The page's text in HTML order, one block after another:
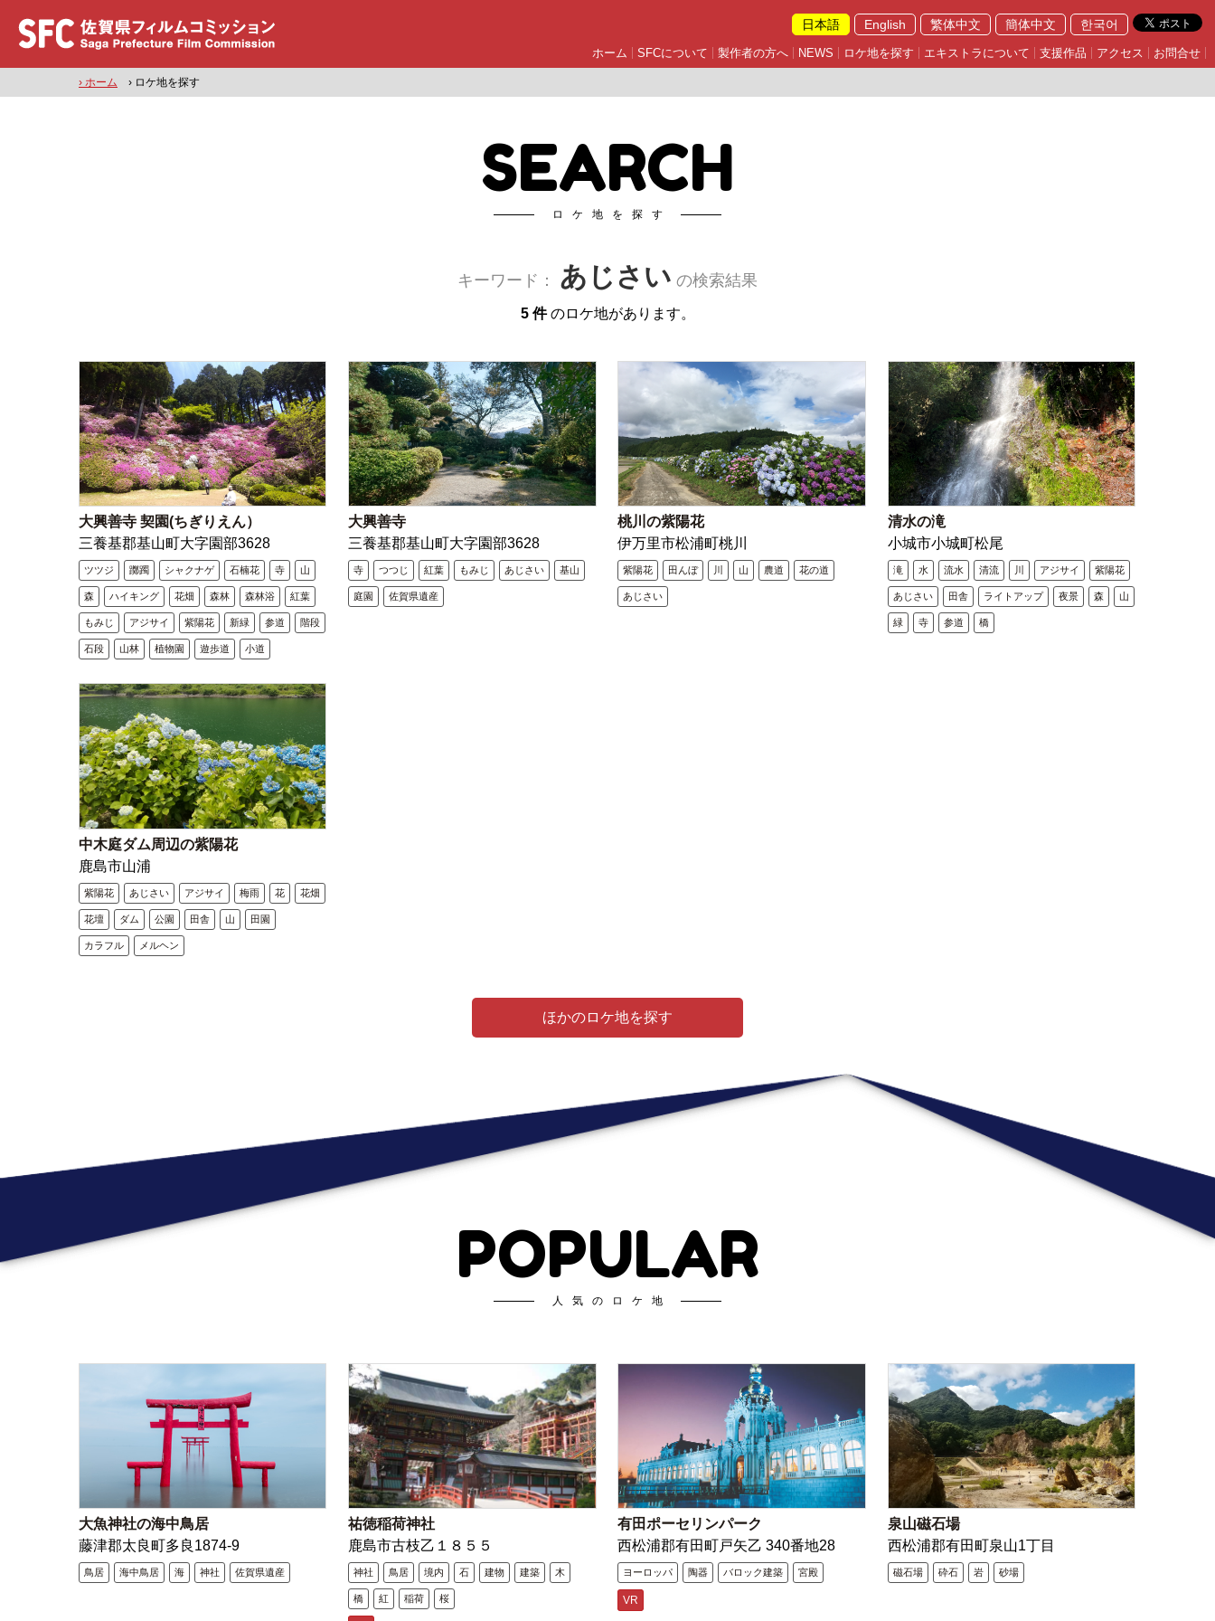
日本語 English 繁体中文 簡体中文 한국어
ホーム SFCについて 製作者の方へ NEWS ロケ地を探す エキストラについて 支援作品 アクセス お問合せ
› ホーム › ロケ地を探す
SEARCH
ロケ地を探す
キーワード： あじさい の検索結果
5 件のロケ地があります。
大興善寺 契園(ちぎりえん）
三養基郡基山町大字園部3628
ツツジ 躑躅 シャクナゲ 石楠花 寺 山
森 ハイキング 花畑 森林 森林浴 紅葉
もみじ アジサイ 紫陽花 新緑 参道 階段
石段 山林 植物園 遊歩道 小道
大興善寺
三養基郡基山町大字園部3628
寺 つつじ 紅葉 もみじ あじさい 基山
庭園 佐賀県遺産
桃川の紫陽花
伊万里市松浦町桃川
紫陽花 田んぼ 川 山 農道 花の道
あじさい
清水の滝
小城市小城町松尾
滝 水 流水 清流 川 アジサイ 紫陽花
あじさい 田舎 ライトアップ 夜景 森 山
緑 寺 参道 橋
中木庭ダム周辺の紫陽花
鹿島市山浦
紫陽花 あじさい アジサイ 梅雨 花 花畑
花壇 ダム 公園 田舎 山 田園
カラフル メルヘン
ほかのロケ地を探す
POPULAR
人気のロケ地
大魚神社の海中鳥居
藤津郡太良町多良1874-9
鳥居 海中鳥居 海 神社 佐賀県遺産
祐徳稲荷神社
鹿島市古枝乙１８５５
神社 鳥居 境内 石 建物 建築 木
橋 紅 稲荷 桜
有田ポーセリンパーク
西松浦郡有田町戸矢乙 340番地28
ヨーロッパ 陶器 バロック建築 宮殿
VR
泉山磁石場
西松浦郡有田町泉山1丁目
磁石場 砕石 岩 砂場